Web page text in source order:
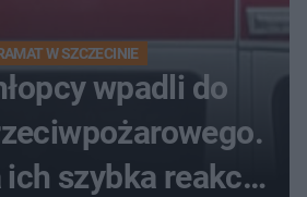
W SZCZECINIE
wpadli do
ich szybka reakcja